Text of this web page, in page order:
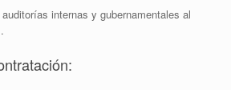
internas y gubernamentales al